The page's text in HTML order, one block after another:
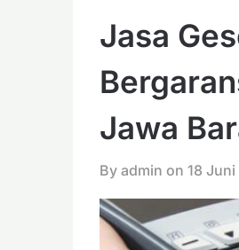
Jasa
Jawa
By admin on 18